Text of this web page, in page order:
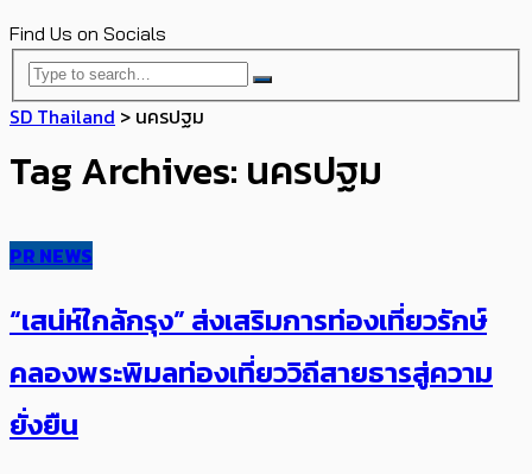
Find Us on Socials
SD Thailand > นครปฐม
Tag Archives: นครปฐม
PR NEWS
“เสน่ห์ใกล้กรุง” ส่งเสริมการท่องเที่ยวรักษ์
คลองพระพิมลท่องเที่ยววิถีสายธารสู่ความ
ยั่งยืน